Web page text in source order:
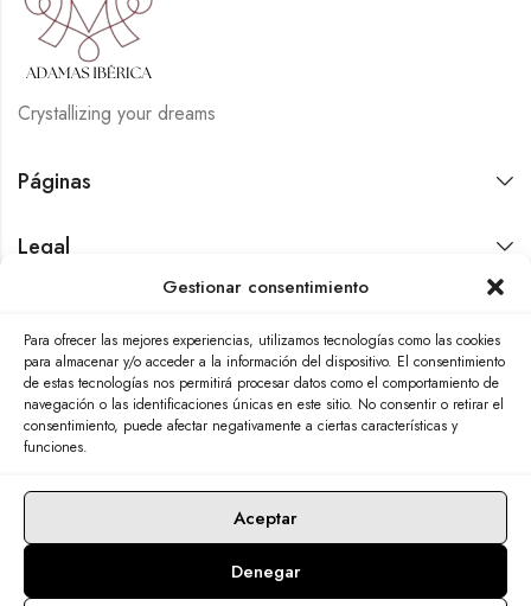
Gestionar consentimiento
Para ofrecer las mejores experiencias, utilizamos tecnologías como las cookies
para almacenar y/o acceder a la información del dispositivo. El consentimiento
de estas tecnologías nos permitirá procesar datos como el comportamiento de
navegación o las identificaciones únicas en este sitio. No consentir o retirar el
consentimiento, puede afectar negativamente a ciertas características y
funciones.
Aceptar
Denegar
Crystallizing your dreams
Páginas
Legal
© 2026 Adamas Ibérica. Todos los derechos reservados. 🖱